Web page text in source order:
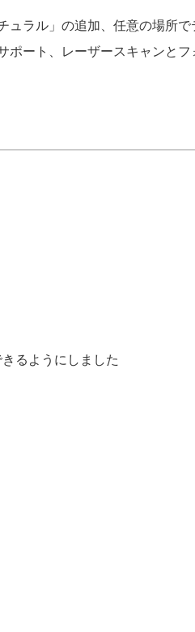
ラル」の追加、任意の場所
ート、レーザースキャンとフ
るようにしました